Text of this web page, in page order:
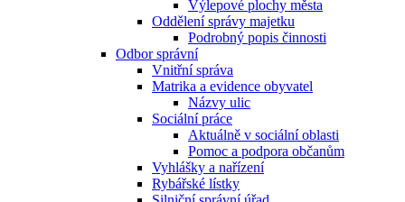
Výlepové plochy města
Oddělení správy majetku
Podrobný popis činnosti
Odbor správní
Vnitřní správa
Matrika a evidence obyvatel
Názvy ulic
Sociální práce
Aktuálně v sociální oblasti
Pomoc a podpora občanům
Vyhlášky a nařízení
Rybářské lístky